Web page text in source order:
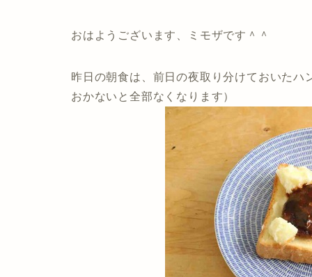
おはようございます、ミモザです＾＾
昨日の朝食は、前日の夜取り分けておいた
おかないと全部なくなります）